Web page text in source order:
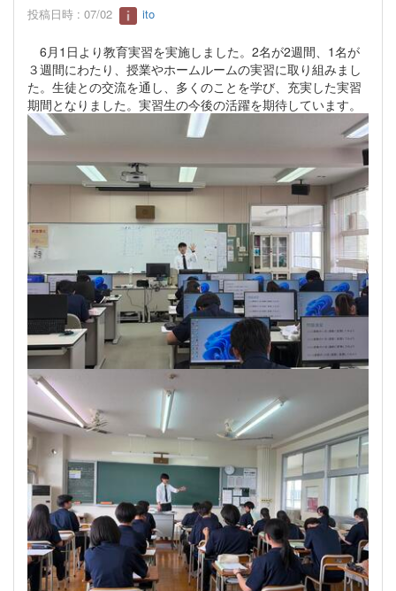
投稿日時 : 07/02 ito
6月1日より教育実習を実施しました。2名が2週間、1名が
３週間にわたり、授業やホームルームの実習に取り組みまし
た。生徒との交流を通し、多くのことを学び、充実した実習
期間となりました。実習生の今後の活躍を期待しています。